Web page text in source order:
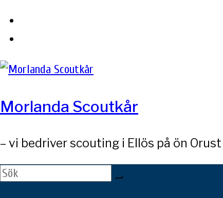
Skip
content
Morlanda Scoutkår
– vi bedriver scouting i Ellös på ön Orust